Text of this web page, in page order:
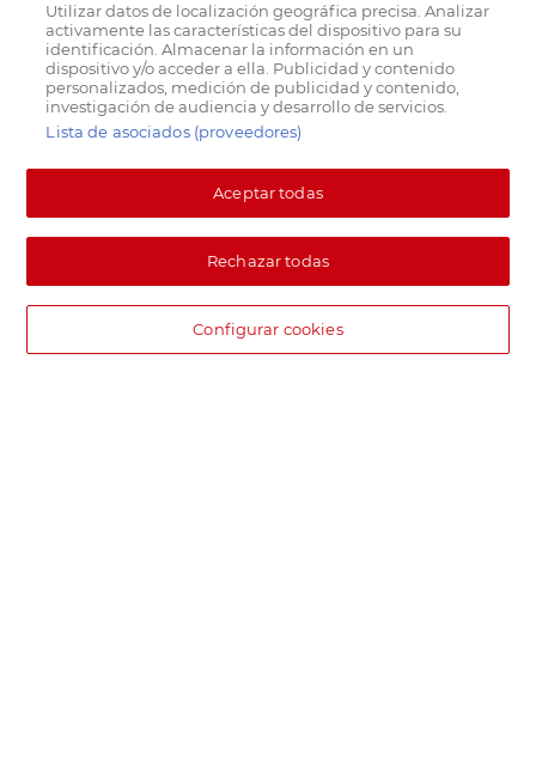
Utilizar datos de localización geográfica precisa. Analizar
activamente las características del dispositivo para su
identificación. Almacenar la información en un
dispositivo y/o acceder a ella. Publicidad y contenido
personalizados, medición de publicidad y contenido,
investigación de audiencia y desarrollo de servicios.
Lista de asociados (proveedores)
Aceptar todas
Rechazar todas
Configurar cookies